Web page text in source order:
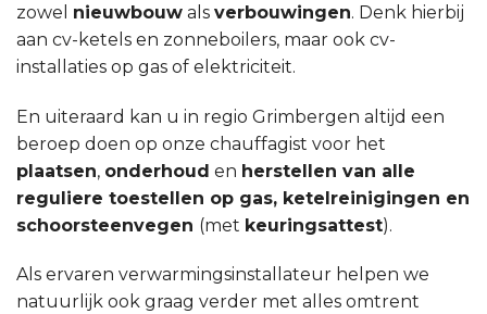
zowel nieuwbouw als verbouwingen. Denk hierbij
aan cv-ketels en zonneboilers, maar ook cv-
installaties op gas of elektriciteit.
En uiteraard kan u in regio Grimbergen altijd een
beroep doen op onze chauffagist voor het
plaatsen, onderhoud en herstellen van alle
reguliere toestellen op gas, ketelreinigingen en
schoorsteenvegen (met keuringsattest).
Als ervaren verwarmingsinstallateur helpen we
natuurlijk ook graag verder met alles omtrent